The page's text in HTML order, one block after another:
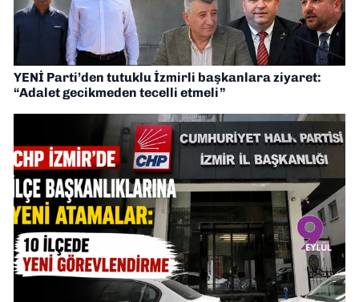
YENİ Parti’den tutuklu İzmirli başkanlara ziyaret:
“Adalet gecikmeden tecelli etmeli”